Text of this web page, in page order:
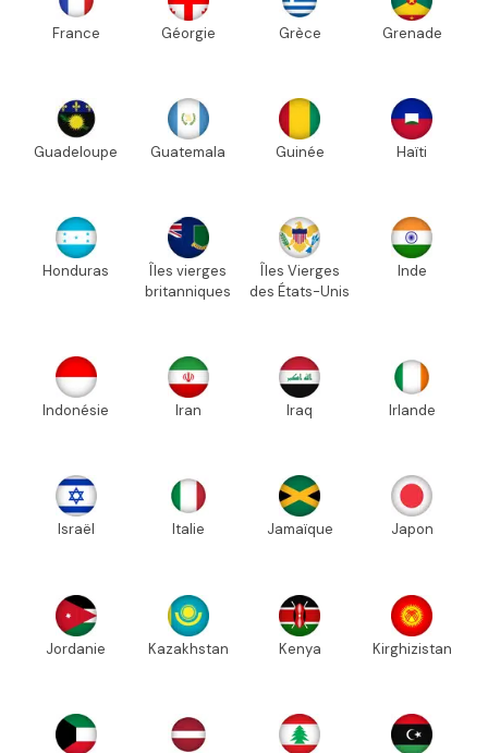
France Géorgie Grèce Grenade
Guadeloupe Guatemala Guinée Haïti
Honduras
Îles vierges
britanniques
Îles Vierges
des États-Unis
Inde
Indonésie Iran Iraq Irlande
Israël Italie Jamaïque Japon
Jordanie Kazakhstan Kenya Kirghizistan